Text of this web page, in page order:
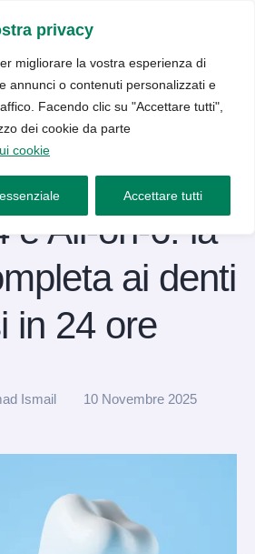
privacy
migliorare la vostra esperienza di
annunci o contenuti personalizzati e
Facendo clic su "Accettare tutti",
dei cookie da parte
cookie
Accettare tutti
e All-on-6: la
ai denti
in 24 ore
Ismail 10 Novembre 2025